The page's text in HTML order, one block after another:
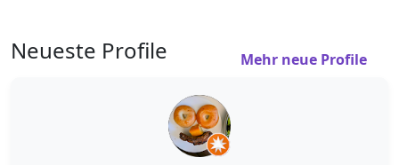
Neueste Profile Mehr neue Profile